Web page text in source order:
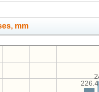
mm
226.4